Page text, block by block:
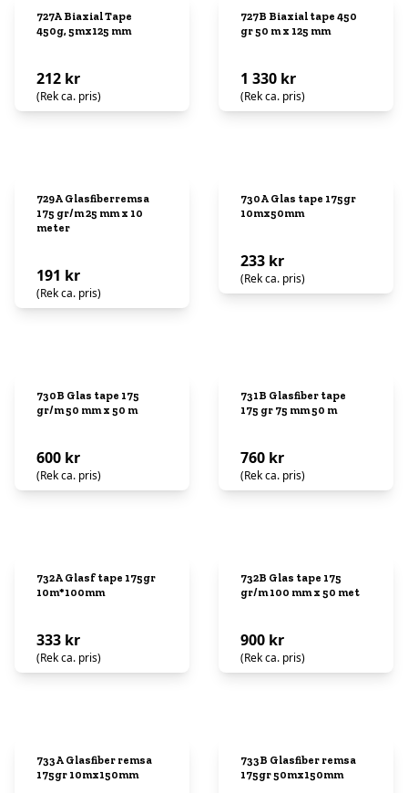
727A Biaxial Tape
450g, 5mx125 mm
212 kr
(Rek ca. pris)
727B Biaxial tape 450
gr 50 m x 125 mm
1 330 kr
(Rek ca. pris)
729A Glasfiberremsa
175 gr/m 25 mm x 10
meter
191 kr
(Rek ca. pris)
730A Glas tape 175gr
10mx50mm
233 kr
(Rek ca. pris)
730B Glas tape 175
gr/m 50 mm x 50 m
600 kr
(Rek ca. pris)
731B Glasfiber tape
175 gr 75 mm 50 m
760 kr
(Rek ca. pris)
732A Glasf tape 175gr
10m*100mm
333 kr
(Rek ca. pris)
732B Glas tape 175
gr/m 100 mm x 50 met
900 kr
(Rek ca. pris)
733A Glasfiber remsa
175gr 10mx150mm
733B Glasfiber remsa
175gr 50mx150mm